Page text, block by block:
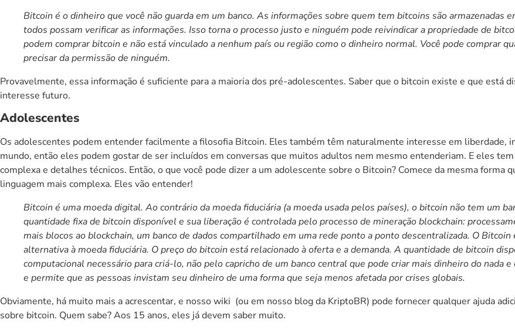
Bitcoin é o dinheiro que você não guarda em um banco. As informações sobre quem tem bitcoins são armazenadas
todos possam verificar as informações. Isso torna o processo justo e ninguém pode reivindicar a propriedade de
podem comprar bitcoin e não está vinculado a nenhum país ou região como o dinheiro normal. Você pode comprar
precisar da permissão de ninguém.
Provavelmente, essa informação é suficiente para a maioria dos pré-adolescentes. Saber que o bitcoin existe e que está
interesse futuro.
Adolescentes
Os adolescentes podem entender facilmente a filosofia Bitcoin. Eles também têm naturalmente interesse em liberdade,
mundo, então eles podem gostar de ser incluídos em conversas que muitos adultos nem mesmo entenderiam. E eles
complexa e detalhes técnicos. Então, o que você pode dizer a um adolescente sobre o Bitcoin? Comece da mesma forma
linguagem mais complexa. Eles vão entender!
Bitcoin é uma moeda digital. Ao contrário da moeda fiduciária (a moeda usada pelos países), o bitcoin não tem um
quantidade fixa de bitcoin disponível e sua liberação é controlada pelo processo de mineração blockchain:
mais blocos ao blockchain, um banco de dados compartilhado em uma rede ponto a ponto descentralizada. O
alternativa à moeda fiduciária. O preço do bitcoin está relacionado à oferta e a demanda. A quantidade de bitcoin
computacional necessário para criá-lo, não pelo capricho de um banco central que pode criar mais dinheiro do nada e
e permite que as pessoas invistam seu dinheiro de uma forma que seja menos afetada por crises globais.
Obviamente, há muito mais a acrescentar, e nosso wiki (ou em nosso blogda KriptoBR) pode fornecer qualquer ajuda
sobre bitcoin. Quem sabe? Aos 15 anos, eles já devem saber muito.